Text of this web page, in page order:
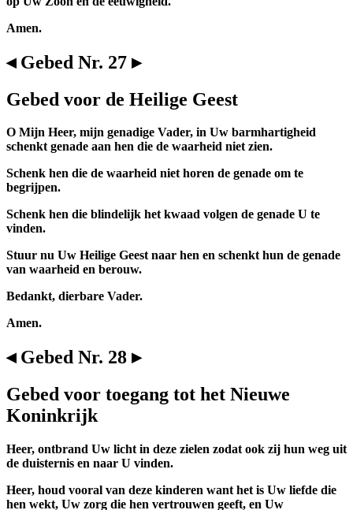
Amen.
◂ Gebed Nr. 27 ▸
Gebed voor de Heilige Geest
O Mijn Heer, mijn genadige Vader, in Uw barmhartigheid
schenkt genade aan hen die de waarheid niet zien.
Schenk hen die de waarheid niet horen de genade om te
begrijpen.
Schenk hen die blindelijk het kwaad volgen de genade U te
vinden.
Stuur nu Uw Heilige Geest naar hen en schenkt hun de genade
van waarheid en berouw.
Bedankt, dierbare Vader.
Amen.
◂ Gebed Nr. 28 ▸
Gebed voor toegang tot het Nieuwe
Koninkrijk
Heer, ontbrand Uw licht in deze zielen zodat ook zij hun weg uit
de duisternis en naar U vinden.
Heer, houd vooral van deze kinderen want het is Uw liefde die
hen wekt, Uw zorg die hen vertrouwen geeft, en Uw